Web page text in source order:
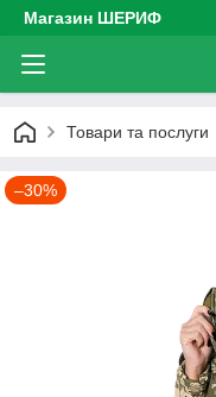
Магазин ШЕРИФ
Товари та послуги
–30%